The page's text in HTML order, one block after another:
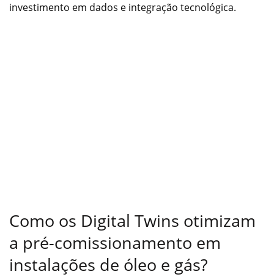
investimento em dados e integração tecnológica.
Como os Digital Twins otimizam
a pré-comissionamento em
instalações de óleo e gás?